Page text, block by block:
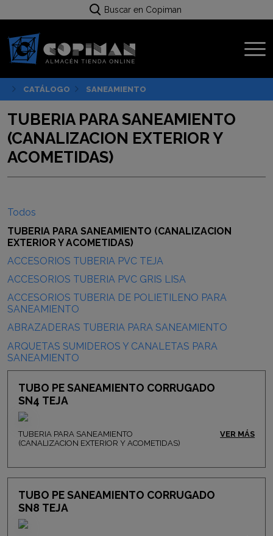
Buscar en Copiman
CATÁLOGO SANEAMIENTO
TUBERIA PARA SANEAMIENTO
(CANALIZACION EXTERIOR Y
ACOMETIDAS)
Todos
TUBERIA PARA SANEAMIENTO (CANALIZACION
EXTERIOR Y ACOMETIDAS)
ACCESORIOS TUBERIA PVC TEJA
ACCESORIOS TUBERIA PVC GRIS LISA
ACCESORIOS TUBERIA DE POLIETILENO PARA
SANEAMIENTO
ABRAZADERAS TUBERIA PARA SANEAMIENTO
ARQUETAS SUMIDEROS Y CANALETAS PARA
SANEAMIENTO
TUBO PE SANEAMIENTO CORRUGADO
SN4 TEJA
TUBERIA PARA SANEAMIENTO
(CANALIZACION EXTERIOR Y ACOMETIDAS)
VER MÁS
TUBO PE SANEAMIENTO CORRUGADO
SN8 TEJA